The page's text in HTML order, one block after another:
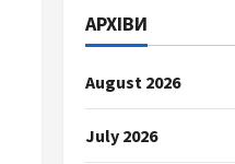
АРХІВИ
August 2026
July 2026